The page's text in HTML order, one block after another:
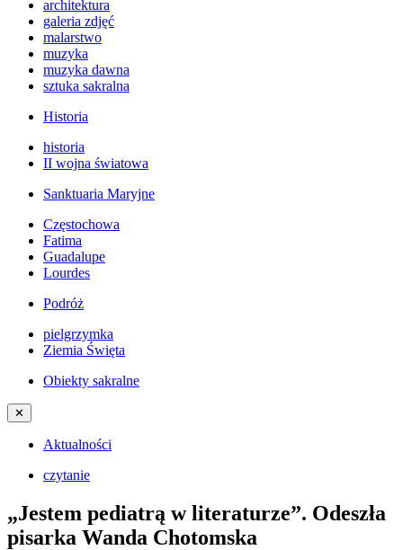
architektura
galeria zdjęć
malarstwo
muzyka
muzyka dawna
sztuka sakralna
Historia
historia
II wojna światowa
Sanktuaria Maryjne
Częstochowa
Fatima
Guadalupe
Lourdes
Podróż
pielgrzymka
Ziemia Święta
Obiekty sakralne
✕
Aktualności
czytanie
„Jestem pediatrą w literaturze”. Odeszła
pisarka Wanda Chotomska